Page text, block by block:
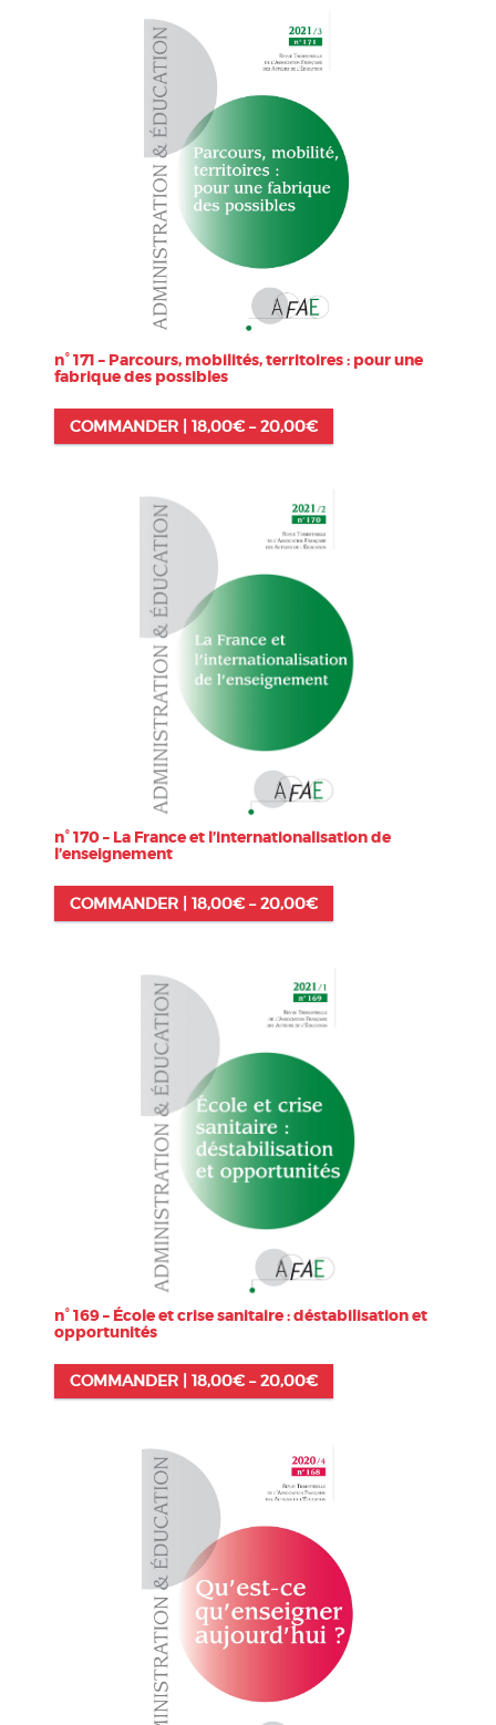
n° 171 – Parcours, mobilités, territoires : pour une
fabrique des possibles
COMMANDER | 18,00€–20,00€
n° 170 – La France et l’internationalisation de
l’enseignement
COMMANDER | 18,00€–20,00€
n° 169 – École et crise sanitaire : déstabilisation et
opportunités
COMMANDER | 18,00€–20,00€